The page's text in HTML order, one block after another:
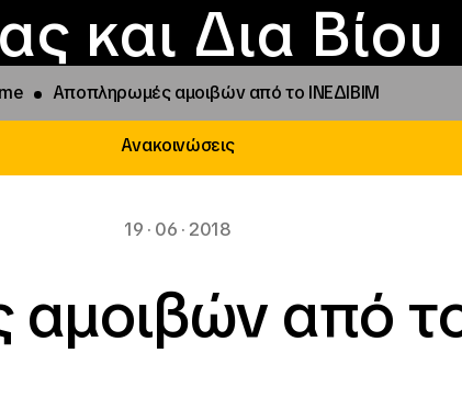
και Δια
Το ΙΝΕΔΙΒΙΜ
καιΕστίες
Νέα
Επικοινωνία
Αποπληρωμές αμοιβών από το ΙΝΕΔΙΒΙΜ
Ανακοινώσεις
19 · 06 · 2018
από